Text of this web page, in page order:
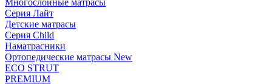
Многослойные матрасы
Серия Лайт
Детские матрасы
Серия Child
Наматрасники
Ортопедические матрасы New
ECO STRUT
PREMIUM